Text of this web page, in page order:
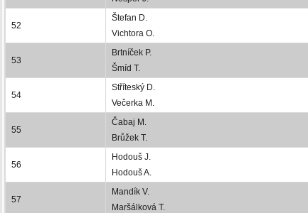
52
Štefan D.
Vichtora O.
53
Brtníček P.
Šmíd T.
54
Stříteský D.
Večerka M.
55
Čabaj M.
Brůžek T.
56
Hodouš J.
Hodouš A.
57
Mandík V.
Maršálková T.